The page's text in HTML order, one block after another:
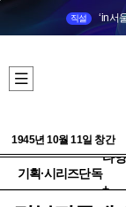
직설 ‘in서
1945년 10월 11일 창간
기획·시리즈단독
다
+